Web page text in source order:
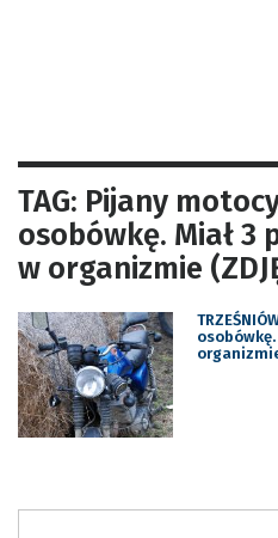
TAG: Pijany
osobówkę. Miał
w organizmie